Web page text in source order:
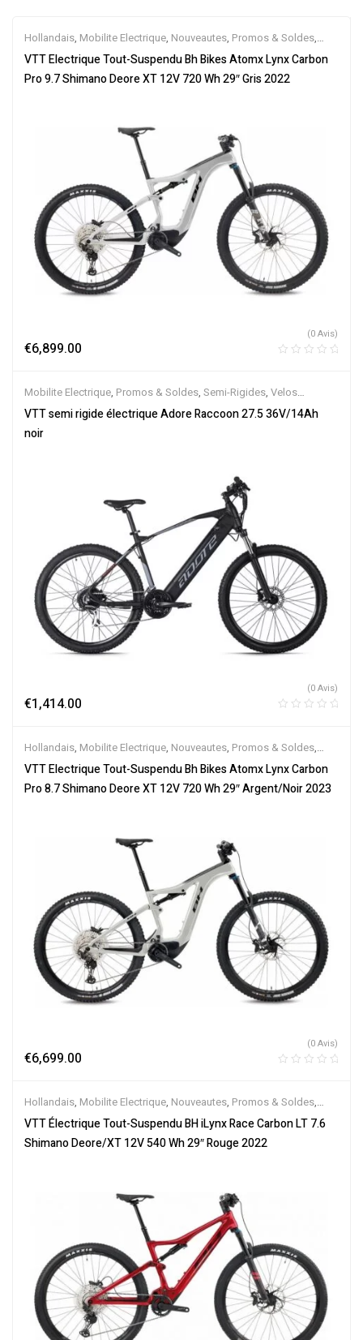
Hollandais, Mobilite Electrique, Nouveautes, Promos & Soldes,
Tout-Suspendus ,Vélo électrique ville,Velos Electriques,VTT
Électriques
VTT Electrique Tout-Suspendu Bh Bikes Atomx Lynx Carbon
Pro 9.7 Shimano Deore XT 12V 720 Wh 29″ Gris 2022
€6,899.00
(0 Avis)
Mobilite Electrique, Promos & Soldes, Semi-Rigides, Velos
Electriques,VTT Électriques
VTT semi rigide électrique Adore Raccoon 27.5 36V/14Ah
noir
€1,414.00
(0 Avis)
Hollandais, Mobilite Electrique, Nouveautes, Promos & Soldes,
Tout-Suspendus ,Vélo électrique ville,Velos Electriques,VTT
Électriques
VTT Electrique Tout-Suspendu Bh Bikes Atomx Lynx Carbon
Pro 8.7 Shimano Deore XT 12V 720 Wh 29″ Argent/Noir 2023
€6,699.00
(0 Avis)
Hollandais, Mobilite Electrique, Nouveautes, Promos & Soldes,
Tout-Suspendus,Vélo électrique ville,Velos Electriques,VTT
Électriques
VTT Électrique Tout-Suspendu BH iLynx Race Carbon LT 7.6
Shimano Deore/XT 12V 540 Wh 29″ Rouge 2022